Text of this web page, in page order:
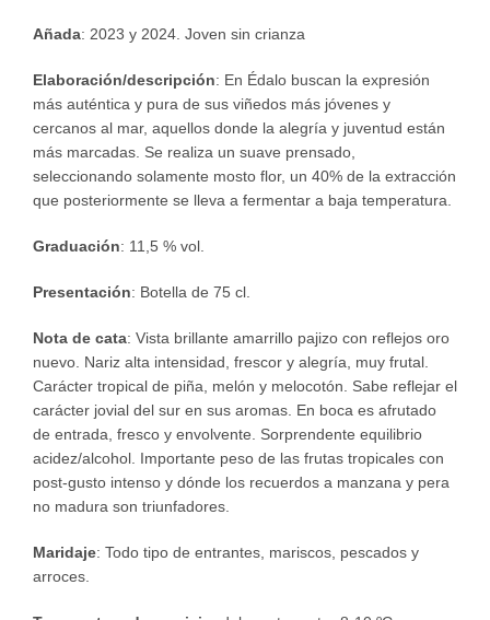
Añada: 2023 y 2024. Joven sin crianza
Elaboración/descripción: En Édalo buscan la expresión
más auténtica y pura de sus viñedos más jóvenes y
cercanos al mar, aquellos donde la alegría y juventud están
más marcadas. Se realiza un suave prensado,
seleccionando solamente mosto flor, un 40% de la extracción
que posteriormente se lleva a fermentar a baja temperatura.
Graduación: 11,5 % vol.
Presentación: Botella de 75 cl.
Nota de cata: Vista brillante amarrillo pajizo con reflejos oro
nuevo. Nariz alta intensidad, frescor y alegría, muy frutal.
Carácter tropical de piña, melón y melocotón. Sabe reflejar el
carácter jovial del sur en sus aromas. En boca es afrutado
de entrada, fresco y envolvente. Sorprendente equilibrio
acidez/alcohol. Importante peso de las frutas tropicales con
post-gusto intenso y dónde los recuerdos a manzana y pera
no madura son triunfadores.
Maridaje: Todo tipo de entrantes, mariscos, pescados y
arroces.